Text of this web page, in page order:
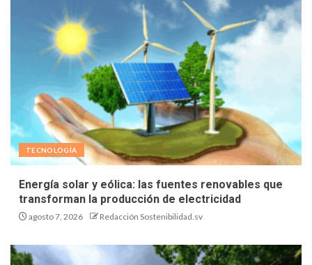
TECNOLOGÍA
Energía solar y eólica: las fuentes renovables que
transforman la producción de electricidad
agosto 7, 2026 Redacción Sostenibilidad.sv